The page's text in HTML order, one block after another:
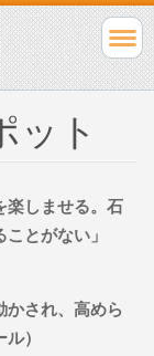
ット
楽しませる。石
とがない」
かされ、高めら
）